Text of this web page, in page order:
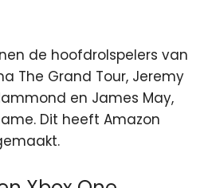
de hoofdrolspelers van
The Grand Tour, Jeremy
en James May,
Dit heeft Amazon